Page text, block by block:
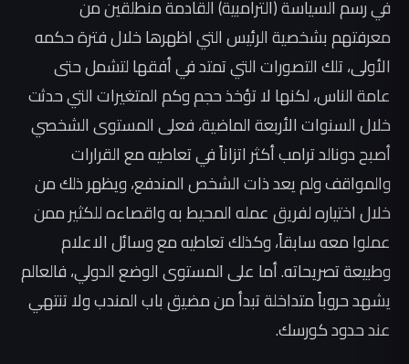
في رسم السياسة (الترامبية) القادمة منطلقين من
معرفتهم بشخصية الرئيس التي اظهرها خلال فترة حكمه
الأولى، تلك التصورات التي تمتد في أفقها لتشمل حتى
عامة الناس، لكنها لا تؤخذ حجم وكم المتغيرات التي حدثت
خلال السنوات الأربعة الماضية، فعلى المستوى الشخصي
أصبح دونالد ترامب أكثر اتزاناً في تعاطيه مع القرارات
والمواقف ولم يعد ذات الشخص المندفع، ويظهر ذلك من
خلال اختياره لفريق عمله المحيط به واقصاءه للكثير ممن
عملوا معه سابقاً، وكذلك تعاطيه مع وسائل الاعلام
وطبيعة تصريحاته. أما على المستوى الوضع الدولي، فالعالم
يشهد حروباً متداخلة تبدأ من مضيق باب المندب ولا تنتهي
عند حدود كورسك.